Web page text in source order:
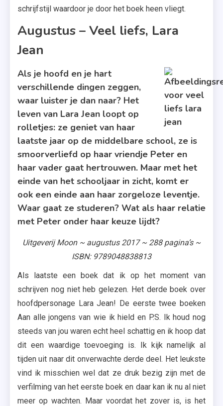
schrijfstijl waardoor je door het boek heen vliegt.
Augustus – Veel liefs, Lara
Jean
Als je hoofd en je hart
verschillende dingen zeggen,
waar luister je dan naar? Het
leven van Lara Jean loopt op
rolletjes: ze geniet van haar
laatste jaar op de middelbare school, ze is
smoorverliefd op haar vriendje Peter en
haar vader gaat hertrouwen. Maar met het
einde van het schooljaar in zicht, komt er
ook een einde aan haar zorgeloze leventje.
Waar gaat ze studeren? Wat als haar relatie
met Peter onder haar keuze lijdt?
Uitgeverij Moon ~ augustus 2017 ~ 288 pagina’s ~
ISBN: 9789048838813
Als laatste een boek dat ik op het moment van
schrijven nog niet heb gelezen. Het derde boek over
hoofdpersonage Lara Jean! De eerste twee boeken
Aan alle jongens van wie ik hield en P.S. Ik houd nog
steeds van jou waren echt heel schattig en ik hoop dat
dit een waardige toevoeging is. Ik kijk namelijk al
tijden uit naar dit onverwachte derde deel. Het leukste
vind ik misschien wel dat ze druk bezig zijn met de
verfilming van het eerste boek en daar kan ik nu al niet
meer op wachten. Maar voordat het zover is, is het